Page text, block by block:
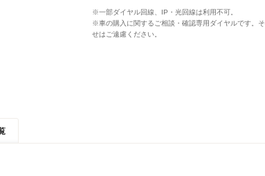
※一部ダイヤル回線、IP・光回線は利用不可。
※車の購入に関するご相談・確認専用ダイヤルです。
せはご遠慮ください。